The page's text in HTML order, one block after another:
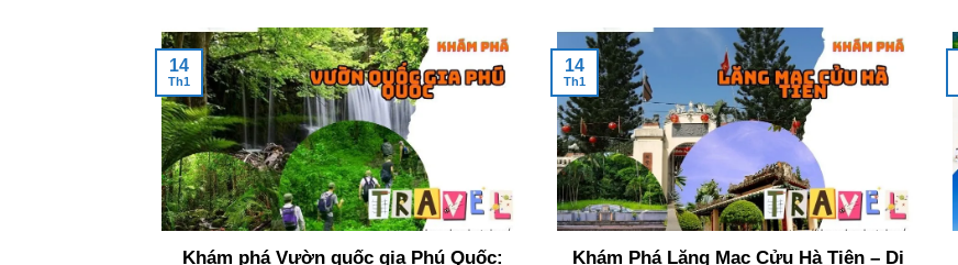
Khám phá Vườn quốc gia Phú Quốc:
14
Th1
Khám Phá Lăng Mạc Cửu Hà Tiên – Di
14
Th1